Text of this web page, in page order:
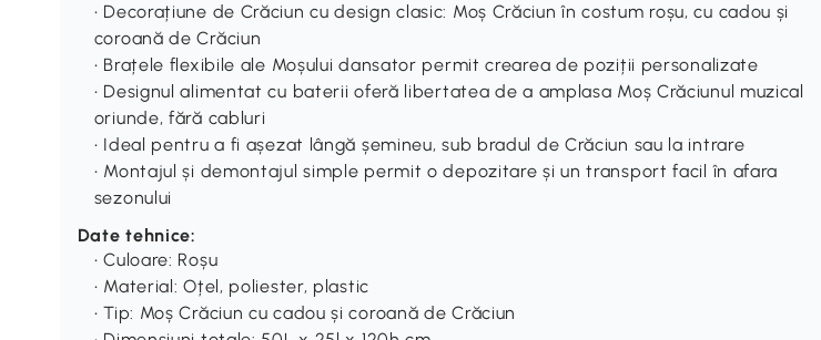
• Decorațiune de Crăciun cu design clasic: Moș Crăciun în costum roșu, cu cadou și
coroană de Crăciun
• Brațele flexibile ale Moșului dansator permit crearea de poziții personalizate
• Designul alimentat cu baterii oferă libertatea de a amplasa Moș Crăciunul muzical
oriunde, fără cabluri
• Ideal pentru a fi așezat lângă șemineu, sub bradul de Crăciun sau la intrare
• Montajul și demontajul simple permit o depozitare și un transport facil în afara
sezonului
Date tehnice:
• Culoare: Roșu
• Material: Oțel, poliester, plastic
• Tip: Moș Crăciun cu cadou și coroană de Crăciun